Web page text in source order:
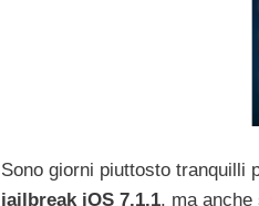
Sono giorni piuttosto tranquilli
jailbreak iOS 7.1.1, ma